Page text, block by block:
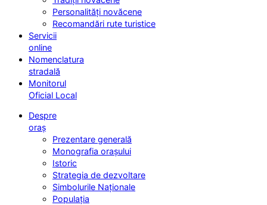
Personalități novăcene
Recomandări rute turistice
Servicii
online
Nomenclatura
stradală
Monitorul
Oficial Local
Despre
oraș
Prezentare generală
Monografia orașului
Istoric
Strategia de dezvoltare
Simbolurile Naționale
Populația